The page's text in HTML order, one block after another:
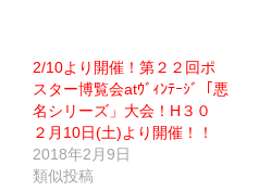
2/10より開催！第２２回ポ
スター博覧会atｳﾞｨﾝﾃｰｼﾞ「悪
名シリーズ」大会！H３０
２月10日(土)より開催！！
2018年2月9日
類似投稿